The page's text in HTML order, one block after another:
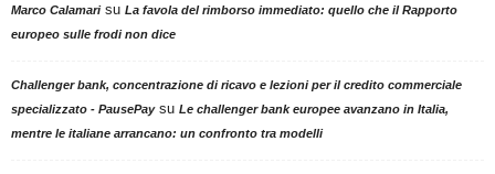
Marco Calamarisu La favola del rimborso immediato: quello che il Rapporto
europeo sulle frodi non dice
Challenger bank, concentrazione di ricavo e lezioni per il credito commerciale
specializzato - PausePaysu Le challenger bank europee avanzano in Italia,
mentre le italiane arrancano: un confronto tra modelli